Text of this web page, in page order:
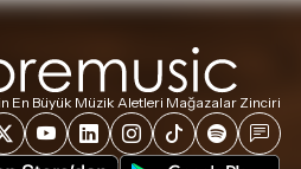
En Büyük Müzik Aletleri Mağazalar Zinciri